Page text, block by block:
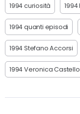
1994 curiosità
1994 quanti episodi
1994 Stefano Accorsi
1994 Veronica Castello